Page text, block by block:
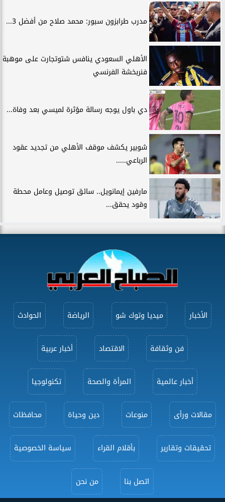
مدرب طرابزون سبور: محمد صلاح من أفضل 3...
الأهلي السعودي ينافس شتوتجارت على موهبة
فنربخشة الفرنسي
دي باول يوجه رسالة مؤثرة لميسي بعد وفاة...
شوبير يكشف موقف الأهلي من تجديد عقود
الرباعي.....
مارفين إيمانويل.. سائق توصيل وعامل محطة
وقود يحقق...
الأخبار ميديا وتوك شو الرياضة الحوادث
فن وثقافة الاقتصاد أخبار عربية
أخبار عالمية المرأة والصحة تكنولوجيا
مقالات ورأى منوعات دين وحياة محافظات
تحقيقات وتقارير بأقلام القراء سياسة الخصوصية
اتصل بنا من نحن